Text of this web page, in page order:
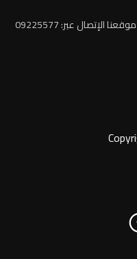
الإتصال عبر: 09225577